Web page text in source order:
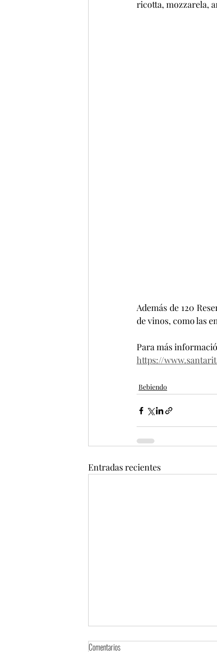
ricotta, mozzarela,
Además de 120
de vinos, como las
Para más
https://
Bebiendo
Entradas recientes
Comentarios